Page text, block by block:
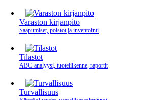
Varaston kirjanpito
Saapumiset, poistot ja inventointi
Tilastot
ABC-analyysi, tuoteliikenne, raportit
Turvallisuus